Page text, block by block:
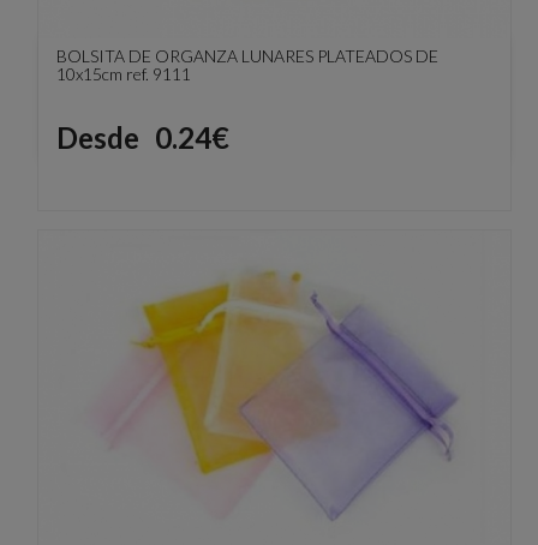
BOLSITA DE ORGANZA LUNARES PLATEADOS DE
10x15cm ref. 9111
Precio
Desde 0.24€